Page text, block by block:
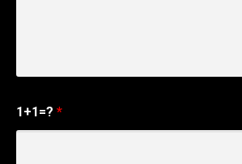
1+1=? *